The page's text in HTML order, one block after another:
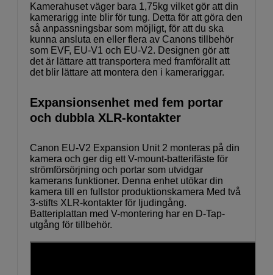
Kamerahuset väger bara 1,75kg vilket gör att din
kamerarigg inte blir för tung. Detta för att göra den
så anpassningsbar som möjligt, för att du ska
kunna ansluta en eller flera av Canons tillbehör
som EVF, EU-V1 och EU-V2. Designen gör att
det är lättare att transportera med framförallt att
det blir lättare att montera den i kamerariggar.
Expansionsenhet med fem portar
och dubbla XLR-kontakter
Canon EU-V2 Expansion Unit 2 monteras på din
kamera och ger dig ett V-mount-batterifäste för
strömförsörjning och portar som utvidgar
kamerans funktioner. Denna enhet utökar din
kamera till en fullstor produktionskamera Med två
3-stifts XLR-kontakter för ljudingång.
Batteriplattan med V-montering har en D-Tap-
utgång för tillbehör.